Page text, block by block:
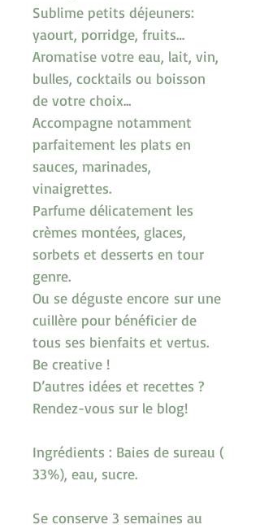
Sublime petits déjeuners:
yaourt, porridge, fruits…
Aromatise votre eau, lait, vin,
bulles, cocktails ou boisson
de votre choix...
Accompagne notamment
parfaitement les plats en
sauces, marinades,
vinaigrettes.
Parfume délicatement les
crèmes montées, glaces,
sorbets et desserts en tour
genre.
Ou se déguste encore sur une
cuillère pour bénéficier de
tous ses bienfaits et vertus.
Be creative !
D’autres idées et recettes ?
Rendez-vous sur le blog!
Ingrédients : Baies de sureau (
33%), eau, sucre.
Se conserve 3 semaines au